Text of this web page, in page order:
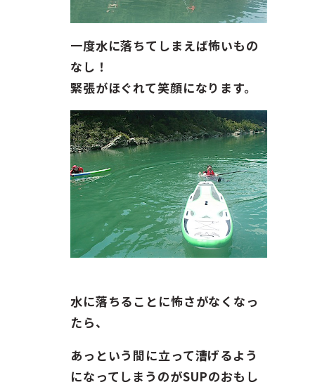
一度水に落ちてしまえば怖いもの
なし！
緊張がほぐれて笑顔になります。
水に落ちることに怖さがなくなっ
たら、
あっという間に立って漕げるよう
になってしまうのがSUPのおもし